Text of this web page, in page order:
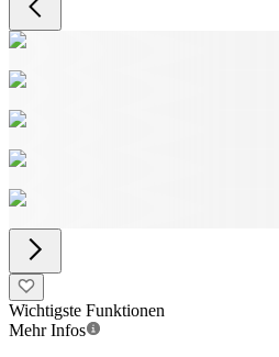
Wichtigste Funktionen
Mehr Infos